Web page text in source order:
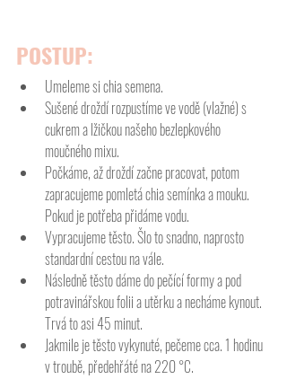
POSTUP:
Umeleme si chia semena.
Sušené droždí rozpustíme ve vodě (vlažné) s
cukrem a lžičkou našeho bezlepkového
moučného mixu.
Počkáme, až droždí začne pracovat, potom
zapracujeme pomletá chia semínka a mouku.
Pokud je potřeba přidáme vodu.
Vypracujeme těsto. Šlo to snadno, naprosto
standardní cestou na vále.
Následně těsto dáme do pečící formy a pod
potravinářskou folii a utěrku a necháme kynout.
Trvá to asi 45 minut.
Jakmile je těsto vykynuté, pečeme cca. 1 hodinu
v troubě, předehřáté na 220 °C.